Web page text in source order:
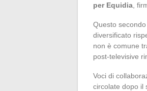
per Equidia ,
Questo
diversificato
non è comune
post-televisive
Voci di
circolate dopo il